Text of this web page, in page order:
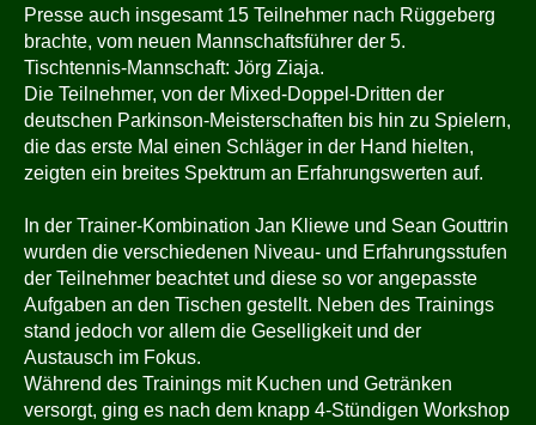
Presse auch insgesamt 15 Teilnehmer nach Rüggeberg
brachte, vom neuen Mannschaftsführer der 5.
Tischtennis-Mannschaft: Jörg Ziaja.
Die Teilnehmer, von der Mixed-Doppel-Dritten der
deutschen Parkinson-Meisterschaften bis hin zu Spielern,
die das erste Mal einen Schläger in der Hand hielten,
zeigten ein breites Spektrum an Erfahrungswerten auf.
In der Trainer-Kombination Jan Kliewe und Sean Gouttrin
wurden die verschiedenen Niveau- und Erfahrungsstufen
der Teilnehmer beachtet und diese so vor angepasste
Aufgaben an den Tischen gestellt. Neben des Trainings
stand jedoch vor allem die Geselligkeit und der
Austausch im Fokus.
Während des Trainings mit Kuchen und Getränken
versorgt, ging es nach dem knapp 4-Stündigen Workshop